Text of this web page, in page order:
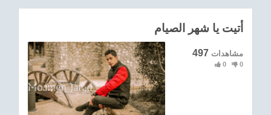
شعر
اناشيد
أتيت يا شهر الصيام
497 مشاهدات
0 0